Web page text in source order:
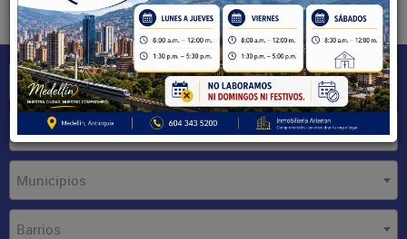
Tipo de inmueble
Municipios
Barrios